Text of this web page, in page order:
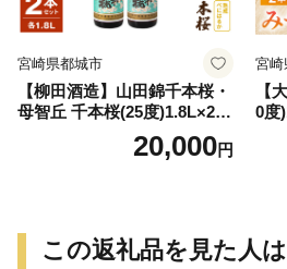
宮崎県都城市
【柳田酒造】山田錦千本桜・
母智丘 千本桜(25度)1.8L×2本
≪みやこんじょ特急便≫_AC
20,000円
宮崎
【
0度
特
この返礼品を見た人は